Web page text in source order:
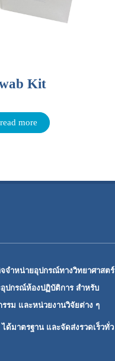
Kit
read more
จำหน่ายอุปกรณ์ทางวิทยาศาสตร์
ปกรณ์ห้องปฏิบัติการ สำหรับ
รม และหน่วยงานวิจัยต่าง ๆ
ด้มาตรฐาน และจัดส่งรวดเร็วทั่ว